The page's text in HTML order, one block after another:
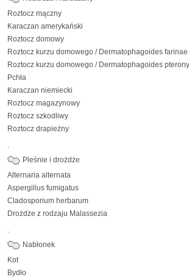
Roztocz mączny
Karaczan amerykański
Roztocz domowy
Roztocz kurzu domowego / Dermatophagoides farinae
Roztocz kurzu domowego / Dermatophagoides
Pchła
Karaczan niemiecki
Roztocz magazynowy
Roztocz szkodliwy
Roztocz drapieżny
Pleśnie i drożdże
Alternaria alternata
Aspergillus fumigatus
Cladosporium herbarum
Drożdże z rodzaju Malassezia
Nabłonek
Kot
Bydło